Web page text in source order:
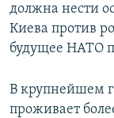
должна нести
Киева против
будущее НАТО
В крупнейшем
проживает